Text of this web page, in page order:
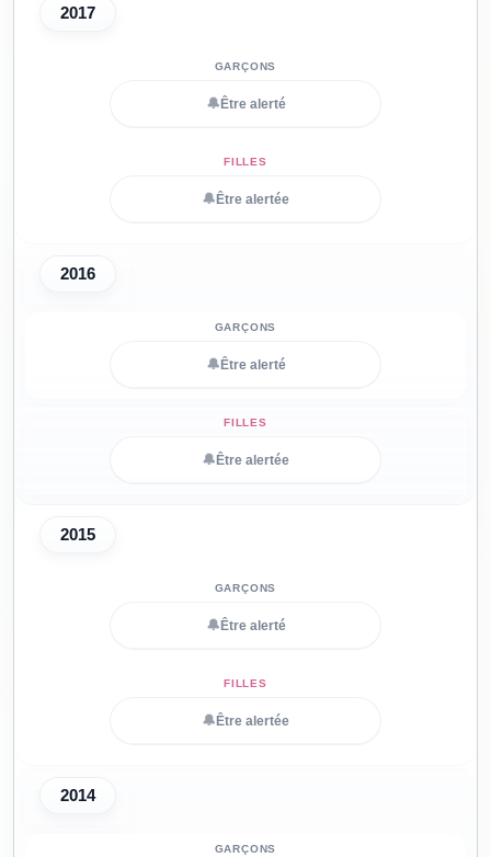
2017
🔔 Être alerté
🔔 Être alertée
2016
🔔 Être alerté
🔔 Être alertée
2015
🔔 Être alerté
🔔 Être alertée
2014